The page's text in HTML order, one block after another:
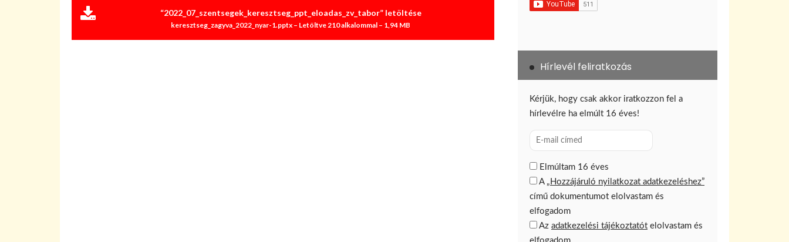
“2022_07_szentsegek_keresztseg_ppt_eloadas_zv_tabor” letöltése
keresztseg_zagyva_2022_nyar-1.pptx – Letöltve 210 alkalommal – 1,94 MB
Hírlevél feliratkozás